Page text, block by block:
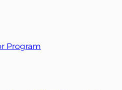
Program